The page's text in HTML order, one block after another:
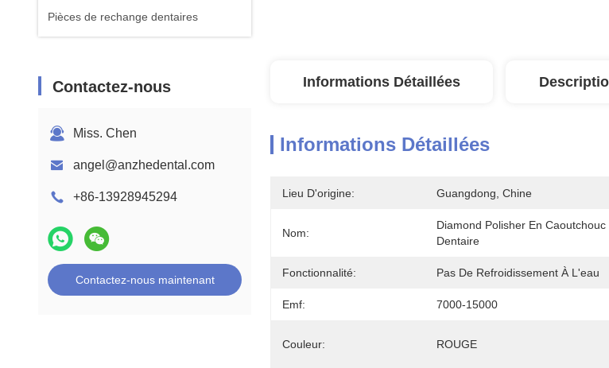
Pièces de rechange dentaires
Contactez-nous
Miss. Chen
angel@anzhedental.com
+86-13928945294
Contactez-nous maintenant
Informations Détaillées
Informations Détaillées
Lieu D'origine: Guangdong, Chine
Nom:
Diamond Polisher En Caoutchouc
Dentaire
Fonctionnalité: Pas De Refroidissement À L'eau
Emf: 7000-15000
Couleur: ROUGE